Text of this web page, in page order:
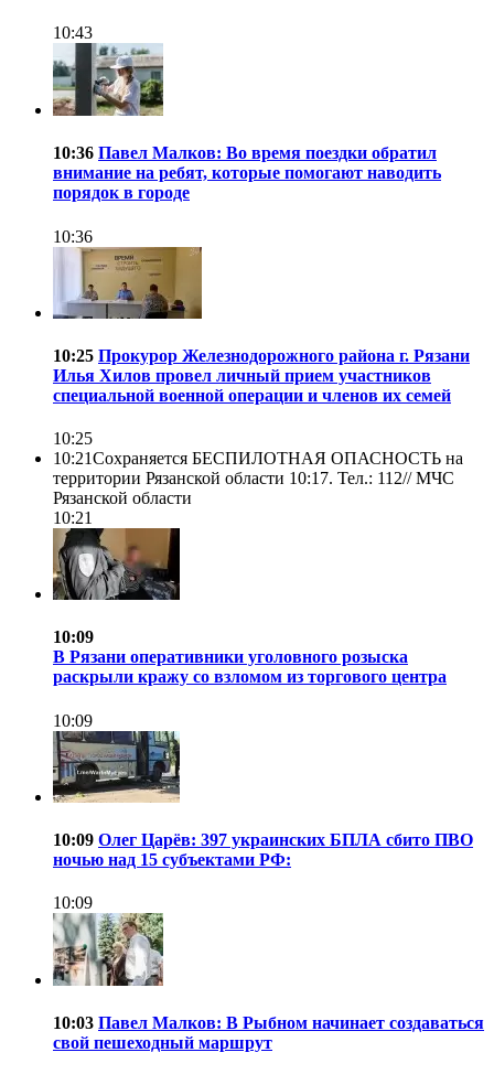
10:43
10:36 Павел Малков: Во время поездки обратил
внимание на ребят, которые помогают наводить
порядок в городе
10:36
10:25 Прокурор Железнодорожного района г. Рязани
Илья Хилов провел личный прием участников
специальной военной операции и членов их семей
10:25
10:21Сохраняется БЕСПИЛОТНАЯ ОПАСНОСТЬ на
территории Рязанской области 10:17. Тел.: 112//МЧС
Рязанской области
10:21
10:09
В Рязани оперативники уголовного розыска
раскрыли кражу со взломом из торгового центра
10:09
10:09 Олег Царёв: 397 украинских БПЛА сбито ПВО
ночью над 15 субъектами РФ:
10:09
10:03 Павел Малков: В Рыбном начинает создаваться
свой пешеходный маршрут